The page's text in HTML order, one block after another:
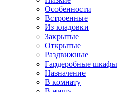
Особенности
Встроенные
Из кладовки
Закрытые
Открытые
Раздвижные
Гардеробные шкафы
Назначение
В комнату